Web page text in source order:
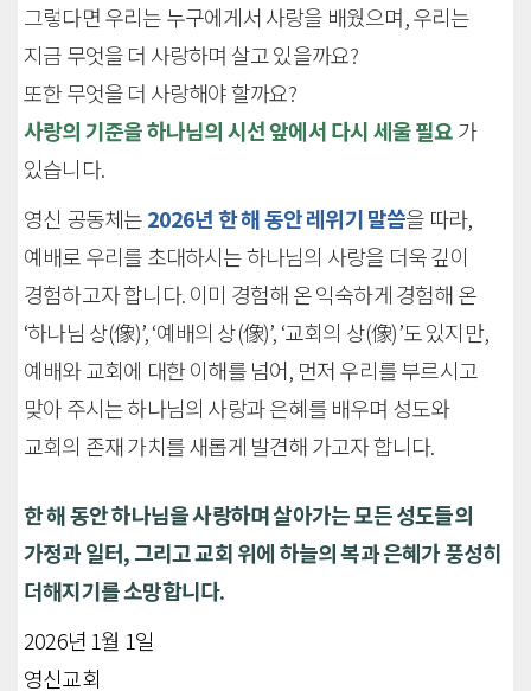
그렇다면 우리는 누구에게서 사랑을 배웠으며, 우리는
지금 무엇을 더 사랑하며 살고 있을까요?
또한 무엇을 더 사랑해야 할까요?
사랑의 기준을 하나님의 시선 앞에서 다시 세울 필요가
있습니다.
영신 공동체는2026년 한 해 동안 레위기 말씀을 따라,
예배로 우리를 초대하시는 하나님의 사랑을 더욱 깊이
경험하고자 합니다. 이미 경험해 온 익숙하게 경험해 온
‘하나님 상(像)’, ‘예배의 상(像)’, ‘교회의 상(像)’도 있지만,
예배와 교회에 대한 이해를 넘어, 먼저 우리를 부르시고
맞아 주시는 하나님의 사랑과 은혜를 배우며 성도와
교회의 존재 가치를 새롭게 발견해 가고자 합니다.
한 해 동안 하나님을 사랑하며 살아가는 모든 성도들의
가정과 일터, 그리고 교회 위에 하늘의 복과 은혜가 풍성히
더해지기를 소망합니다.
2026년 1월 1일
영신교회